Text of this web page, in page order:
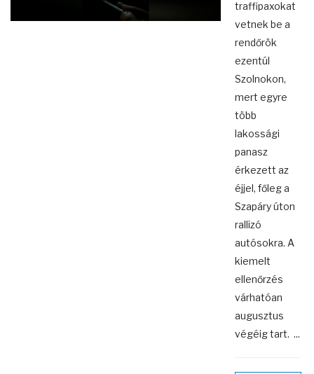
traffipaxokat
vetnek be a
rendőrök
ezentúl
Szolnokon,
mert egyre
több
lakossági
panasz
érkezett az
éjjel, főleg a
Szapáry úton
rallizó
autósokra. A
kiemelt
ellenőrzés
várhatóan
augusztus
végéig tart. ...